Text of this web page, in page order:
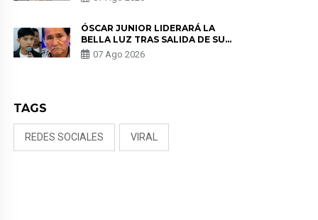
KORINA: “ME ENCONTRARON UN
ÓSCAR JUNIOR LIDERARÁ LA
BELLA LUZ TRAS SALIDA DE SU
PADRE POR POLÉMICA CON
NALDY SALDAÑA
07 Ago 2026
TAGS
REDES SOCIALES VIRAL